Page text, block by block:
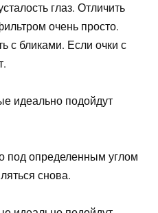
глаз. Отличить
очень просто.
с бликами. Если очки с
под определенным углом
снова.